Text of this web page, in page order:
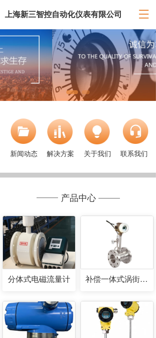
T
g
g
l
e
n
i
a
t
i
o
上海新三智控自动化仪表有限公司
新闻动态 解决方案 关于我们 联系我们
产品中心
分体式电磁流量计 补偿一体式涡街流量计